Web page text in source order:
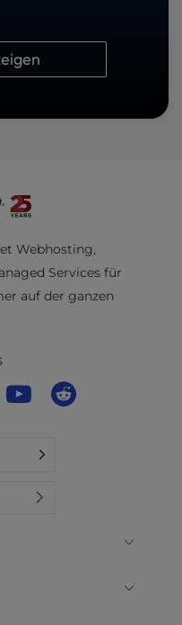
Webhosting,
Services für
auf der ganzen